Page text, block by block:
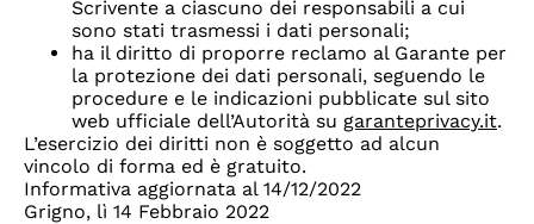
Scrivente a ciascuno dei responsabili a cui
sono stati trasmessi i dati personali;
ha il diritto di proporre reclamo al Garante per
la protezione dei dati personali, seguendo le
procedure e le indicazioni pubblicate sul sito
web ufficiale dell’Autorità su garanteprivacy.it.
L’esercizio dei diritti non è soggetto ad alcun
vincolo di forma ed è gratuito.
Informativa aggiornata al 14/12/2022
Grigno, lì 14 Febbraio 2022